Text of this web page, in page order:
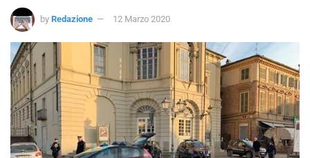
by Redazione 12 Marzo 2020